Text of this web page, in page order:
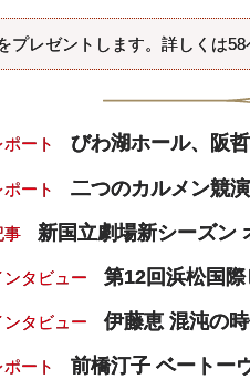
プレゼントします。詳しくは58
ート びわ湖ホール、阪
ート 二つのカルメン競演
事 新国立劇場新シーズン
ンタビュー 第12回浜松国
ンタビュー 伊藤恵 混沌の
ート 前橋汀子 ベートー